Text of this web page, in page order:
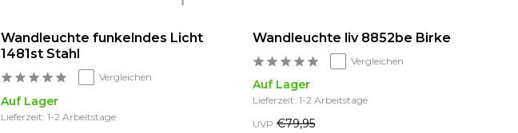
Wandleuchte funkelndes Licht
1481st Stahl
Vergleichen
Auf Lager
Lieferzeit: 1-2 Arbeitstage
Wandleuchte liv 8852be Birke
Vergleichen
Auf Lager
Lieferzeit: 1-2 Arbeitstage
UVP €79,95